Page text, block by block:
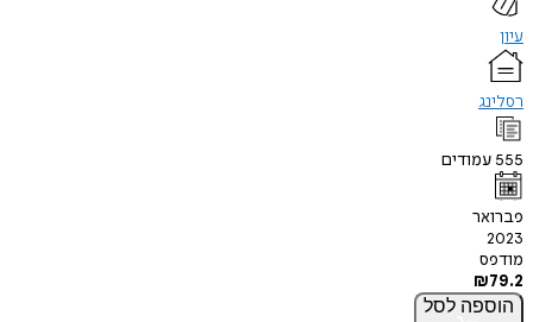
עיון
רסלינג
555 עמודים
פברואר
2023
מודפס
₪79.2
הוספה לסל